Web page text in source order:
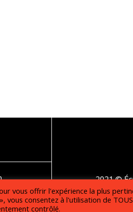
2021 ©
vous offrir l'expérience la plus
vous consentez à l'utilisation de
contrôlé.